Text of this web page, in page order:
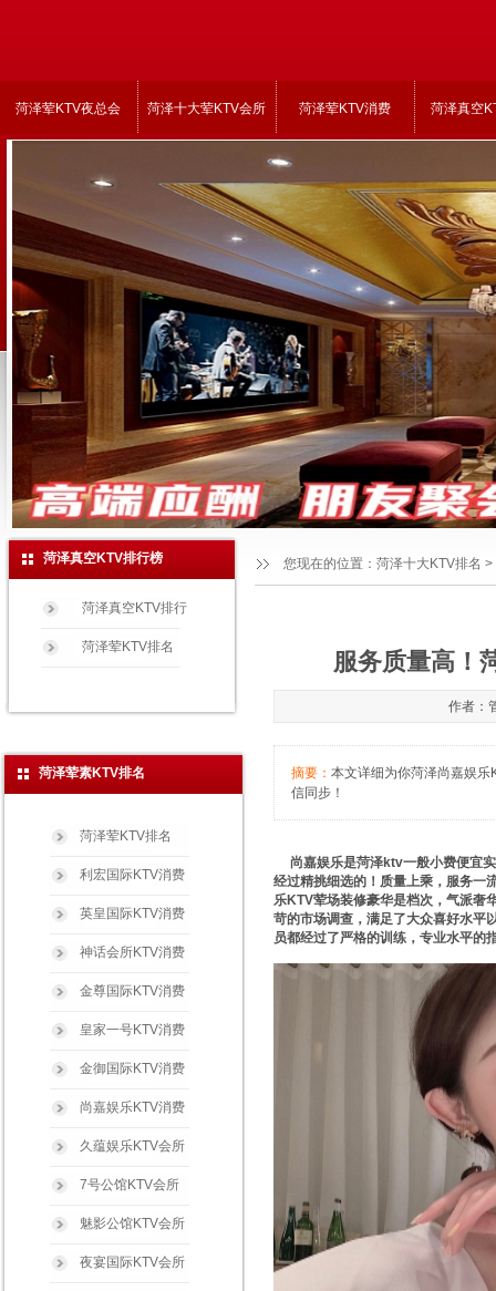
菏泽荤KTV夜总会 菏泽十大荤KTV会所 菏泽荤KTV消费 菏泽真空
您现在的位置： 菏泽十大KTV排名 >
菏泽真空KTV排行榜
菏泽真空KTV排行
菏泽荤KTV排名
服务质量高！
作者：
摘要： 本文详细为你菏泽尚嘉娱
信同步！
尚嘉娱乐是菏泽ktv一般小费便宜实
经过精挑细选的！质量上乘，服务一
乐KTV荤场装修豪华是档次，气派奢
苛的市场调查，满足了大众喜好水平
员都经过了严格的训练，专业水平的
菏泽荤素KTV排名
菏泽荤KTV排名
利宏国际KTV消费
英皇国际KTV消费
神话会所KTV消费
金尊国际KTV消费
皇家一号KTV消费
金御国际KTV消费
尚嘉娱乐KTV消费
久蕴娱乐KTV会所
7号公馆KTV会所
魅影公馆KTV会所
夜宴国际KTV会所